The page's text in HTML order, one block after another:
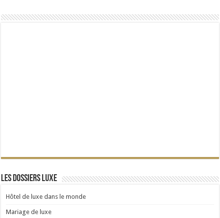
Les dossiers Luxe
Hôtel de luxe dans le monde
Mariage de luxe